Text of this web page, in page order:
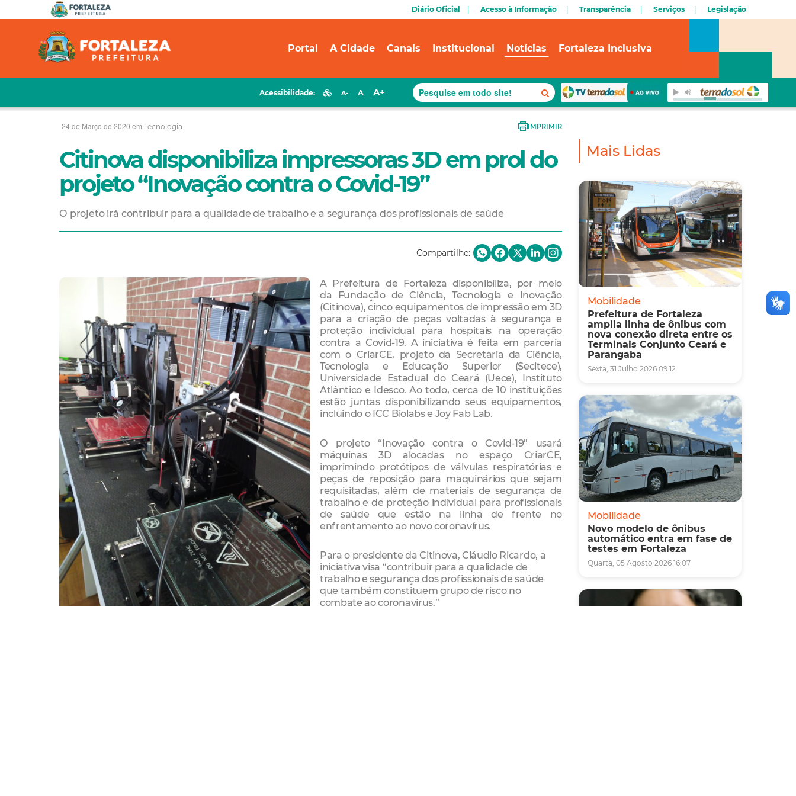
Diário Oficial Acesso à Informação Transparência Serviços Legislação
Portal A Cidade Canais Institucional Notícias Fortaleza Inclusiva
Acessibilidade: A- A A+
24 de Março de 2020 em Tecnologia IMPRIMIR
Citinova disponibiliza impressoras 3D em prol do
projeto “Inovação contra o Covid-19”
O projeto irá contribuir para a qualidade de trabalho e a segurança dos profissionais de saúde
Compartilhe:
A Prefeitura de Fortaleza disponibiliza, por meio
da Fundação de Ciência, Tecnologia e Inovação
(Citinova), cinco equipamentos de impressão em 3D
para a criação de peças voltadas à segurança e
proteção individual para hospitais na operação
contra a Covid-19. A iniciativa é feita em parceria
com o CriarCE, projeto da Secretaria da Ciência,
Tecnologia e Educação Superior (Secitece),
Universidade Estadual do Ceará (Uece), Instituto
Atlântico e Idesco. Ao todo, cerca de 10 instituições
estão juntas disponibilizando seus equipamentos,
incluindo o ICC Biolabs e Joy Fab Lab.
O projeto “Inovação contra o Covid-19” usará
máquinas 3D alocadas no espaço CriarCE,
imprimindo protótipos de válvulas respiratórias e
peças de reposição para maquinários que sejam
requisitadas, além de materiais de segurança de
trabalho e de proteção individual para profissionais
de saúde que estão na linha de frente no
enfrentamento ao novo coronavírus.
Para o presidente da Citinova, Cláudio Ricardo, a
iniciativa visa “contribuir para a qualidade de
trabalho e segurança dos profissionais de saúde
que também constituem grupo de risco no
combate ao coronavírus.”
Mais Lidas
Mobilidade
Prefeitura de Fortaleza
amplia linha de ônibus com
nova conexão direta entre os
Terminais Conjunto Ceará e
Parangaba
Sexta, 31 Julho 2026 09:12
Mobilidade
Novo modelo de ônibus
automático entra em fase de
testes em Fortaleza
Quarta, 05 Agosto 2026 16:07